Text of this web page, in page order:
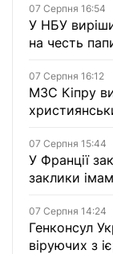
07 Серпня 16:54
У НБУ
на честь
07 Серпня 16:12
МЗС Кіпру
07 Серпня 15:44
У Франції
заклики
07 Серпня 14:24
Генконсул
віруючих з